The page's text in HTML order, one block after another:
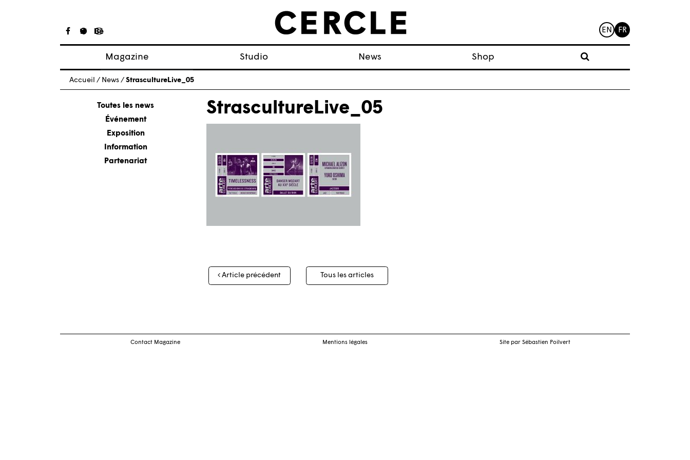
EN FR
Magazine
Articles
À propos
Numéros
Studio News Shop
Accueil / News / StrascultureLive_05
Toutes les news
Événement
Exposition
Information
Partenariat
StrascultureLive_05
Navigation
des
Article précédent Tous les articles
Contact Magazine Mentions légales Site par Sébastien Poilvert